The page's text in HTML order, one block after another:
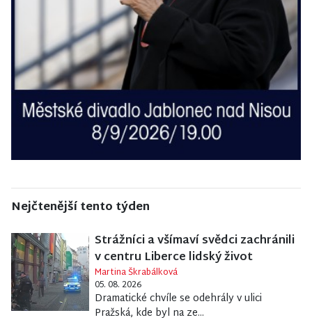
Nejčtenější tento týden
Strážníci a všímaví svědci zachránili
v centru Liberce lidský život
Martina Škrabálková
05. 08. 2026
Dramatické chvíle se odehrály v ulici
Pražská, kde byl na ze...